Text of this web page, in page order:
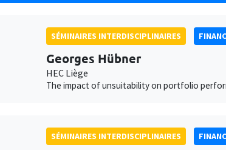
SÉMINAIRES INTERDISCIPLINAIRES
Georges Hübner
HEC Liège
The impact of unsuitability on portfolio
SÉMINAIRES INTERDISCIPLINAIRES